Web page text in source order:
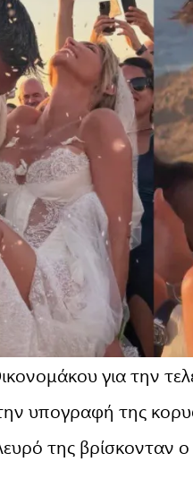
για την
υπογραφή της
της βρίσκονταν